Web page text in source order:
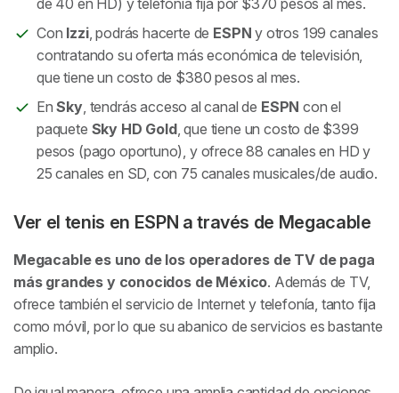
Con Izzi, podrás hacerte de ESPN y otros 199 canales
contratando su oferta más económica de televisión,
que tiene un costo de $380 pesos al mes.
EnSky , tendrás acceso al canal de ESPN con el
paquete Sky HD Gold, que tiene un costo de $399
pesos (pago oportuno), y ofrece 88 canales en HD y
25 canales en SD, con 75 canales musicales/de audio.
Ver el tenis en ESPN a través de Megacable
Megacable es uno de los operadores de TV de paga
más grandes y conocidos de México. Además de TV,
ofrece también el servicio de Internet y telefonía, tanto fija
como móvil, por lo que su abanico de servicios es bastante
amplio.